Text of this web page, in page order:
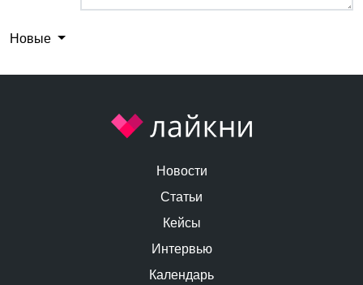
Новые
Новости
Статьи
Кейсы
Интервью
Календарь